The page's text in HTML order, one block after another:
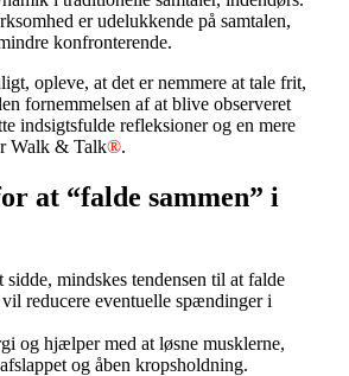
er udelukkende på samtalen,
konfronterende.
opleve, at det er nemmere at tale frit,
fornemmelsen af at blive observeret
indsigtsfulde refleksioner og en mere
Walk & Talk®.
at “falde sammen” i
mindskes tendensen til at falde
reducere eventuelle spændinger i
og hjælper med at løsne musklerne,
og åben kropsholdning.